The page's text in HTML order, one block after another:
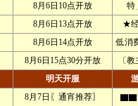
8月6日10点开放
特
8月6日13点开放
★
8月6日14点开放
低消
8月6日15点30分开放
〔
明天开服
8月7日〖通宵推荐〗